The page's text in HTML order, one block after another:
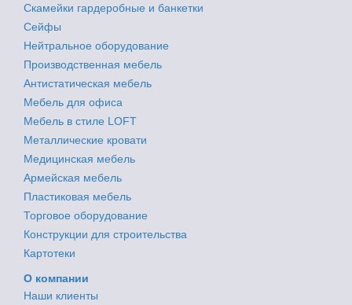
Скамейки гардеробные и банкетки
Сейфы
Нейтральное оборудование
Производственная мебель
Антистатическая мебель
Мебель для офиса
Мебель в стиле LOFT
Металлические кровати
Медицинская мебель
Армейская мебель
Пластиковая мебель
Торговое оборудование
Конструкции для строительства
Картотеки
О компании
Наши клиенты